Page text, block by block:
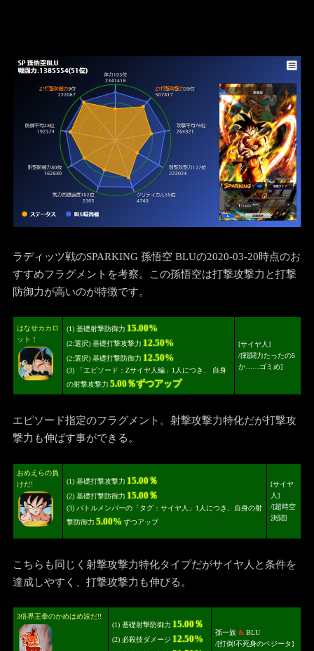
ラディッツ戦のSPARKING 孫悟空 BLUの2020-03-20時点のお
すすめフラグメントを考察。この孫悟空は打撃攻撃力と打撃
防御力が高いのが特徴です。
はなせカカロ
ット！
(1) 基礎射撃防御力 15.00%
(2:選択) 基礎打撃攻撃力 12.50%
(2:選択) 基礎打撃防御力 12.50%
(3) 「エピソード：Zサイヤ人編」1人につき、 自身
の射撃攻撃力 5.00％ずつアップ
[サイヤ人]
/[戦闘力たったの5
か……ゴミめ]
エピソード指定のフラグメント。射撃攻撃力特化だが打撃攻
撃力も伸ばす事ができる。
おめえらの負
けだ!
(1) 基礎打撃攻撃力 15.00％
(2) 基礎打撃防御力 15.00％
(3) バトルメンバーの「タグ：サイヤ人」1人につき、自身の射
撃防御力 5.00%ずつアップ
[サイヤ
人]
/[超時空
決闘]
こちらも同じく射撃攻撃力特化タイプだがサイヤ人と条件を
達成しやすく、打撃攻撃力も伸びる。
3倍界王拳のかめはめ波だ!!
(1) 基礎射撃防御力 15.00％
(2) 必殺技ダメージ 12.50%
孫一族& BLU
/[打倒!不死身のベジータ]